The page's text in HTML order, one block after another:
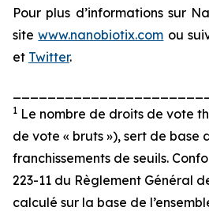
Pour plus d’informations sur
sitewww.nanobiotix.com ou
et Twitter.
1 Le nombre de droits de vote
de vote « bruts »), sert de base
franchissements de seuils.
223-11 du Règlement Général
calculé sur la base de